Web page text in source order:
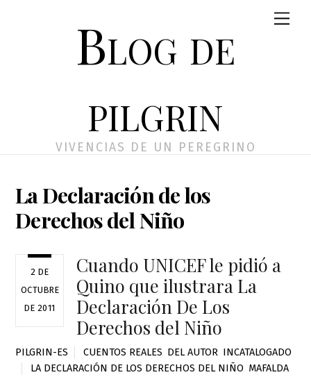
Blog de
pilgrin
VIVENCIAS DE UN PEREGRINO
La Declaración de los
Derechos del Niño
2 DE
OCTUBRE
DE 2011
Cuando UNICEF le pidió a
Quino que ilustrara La
Declaración De Los
Derechos del Niño
PILGRIN-ES CUENTOS REALES DEL AUTOR, INCATALOGADO
LA DECLARACIÓN DE LOS DERECHOS DEL NIÑO MAFALDA,